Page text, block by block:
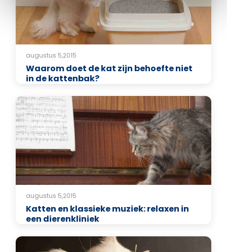
augustus 5,2015
Waarom doet de kat zijn behoefte niet
in de kattenbak?
augustus 5,2015
Katten en klassieke muziek: relaxen in
een dierenkliniek